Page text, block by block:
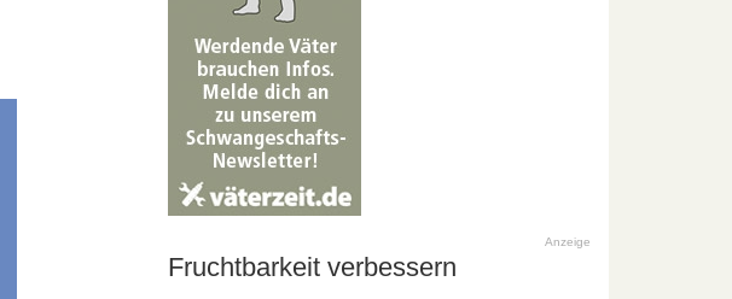
Anzeige
Fruchtbarkeit verbessern